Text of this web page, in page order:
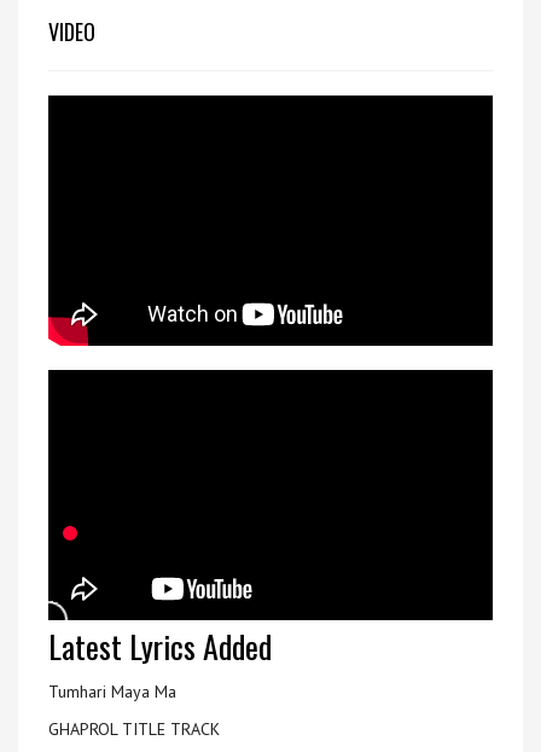
VIDEO
Latest Lyrics Added
Tumhari Maya Ma
GHAPROL TITLE TRACK